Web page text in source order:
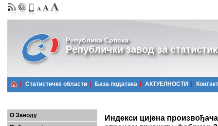
Република Српска
Републички завод за
Статистичке области Базa података АКТУЕЛНОСТИ Контакт
О Заводу
Индекси цијена